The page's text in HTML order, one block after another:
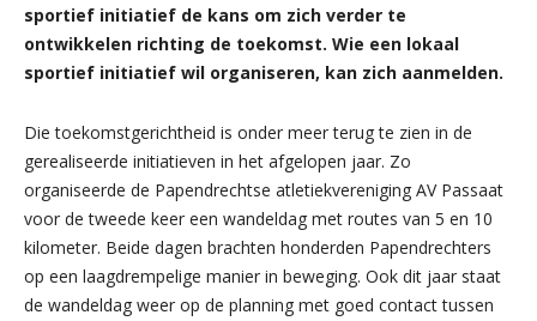
sportief initiatief de kans om zich verder te
ontwikkelen richting de toekomst. Wie een lokaal
sportief initiatief wil organiseren, kan zich aanmelden.
Die toekomstgerichtheid is onder meer terug te zien in de
gerealiseerde initiatieven in het afgelopen jaar. Zo
organiseerde de Papendrechtse atletiekvereniging AV Passaat
voor de tweede keer een wandeldag met routes van 5 en 10
kilometer. Beide dagen brachten honderden Papendrechters
op een laagdrempelige manier in beweging. Ook dit jaar staat
de wandeldag weer op de planning met goed contact tussen